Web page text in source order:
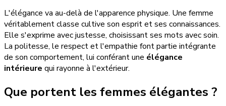
L'élégance va au-delà de l'apparence physique. Une femme
véritablement classe cultive son esprit et ses connaissances.
Elle s'exprime avec justesse, choisissant ses mots avec soin.
La politesse, le respect et l'empathie font partie intégrante
de son comportement, lui conférant une élégance
intérieure qui rayonne à l'extérieur.
Que portent les femmes élégantes ?